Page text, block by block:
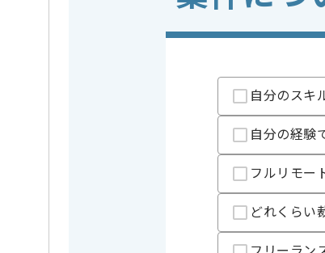
精算基準時間
支払いサイト
経営コンサルティング事業、DX及びITコンサル
自分のスキ
自分の経験
フルリモー
どれくらい